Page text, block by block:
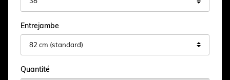
Entrejambe
Quantité